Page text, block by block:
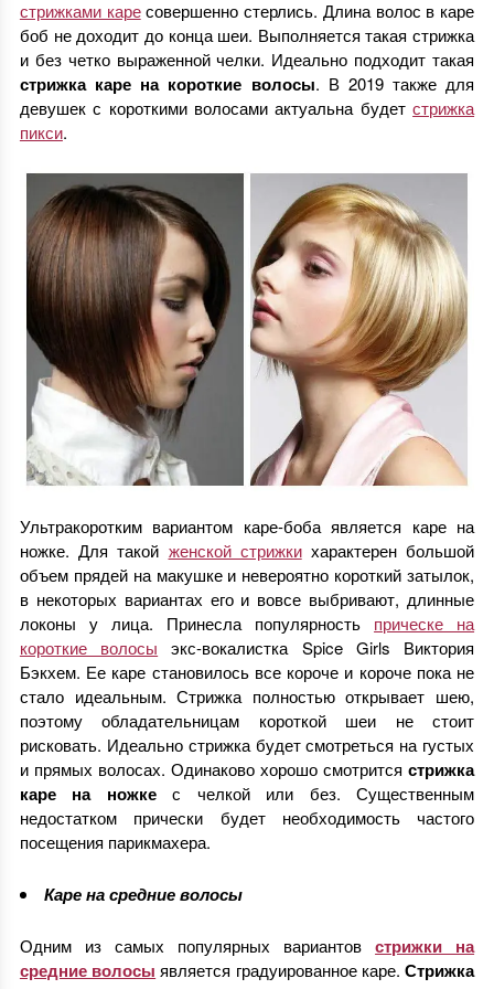
стрижками каресовершенно стерлись. Длина волос в каре
боб не доходит до конца шеи. Выполняется такая стрижка
и без четко выраженной челки. Идеально подходит такая
стрижка каре на короткие волосы. В 2019 также для
девушек с короткими волосами актуальна будетстрижка
пикси.
Ультракоротким вариантом каре-боба является каре на
ножке. Для такой женской стрижкихарактерен большой
объем прядей на макушке и невероятно короткий затылок,
в некоторых вариантах его и вовсе выбривают, длинные
локоны у лица. Принесла популярность прическе на
короткие волосы экс-вокалистка Spice Girls Виктория
Бэкхем. Ее каре становилось все короче и короче пока не
стало идеальным. Стрижка полностью открывает шею,
поэтому обладательницам короткой шеи не стоит
рисковать. Идеально стрижка будет смотреться на густых
и прямых волосах. Одинаково хорошо смотритсястрижка
каре на ножкес челкой или без. Существенным
недостатком прически будет необходимость частого
посещения парикмахера.
Каре на средние волосы
Одним из самых популярных вариантовстрижки на
средние волосы является градуированное каре.Стрижка